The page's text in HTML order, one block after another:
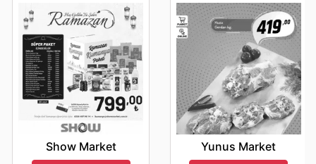
Show Market Yunus Market